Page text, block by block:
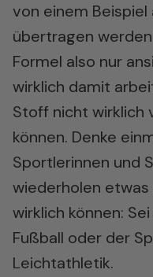
von einem
übertragen werden
Formel also nur
wirklich damit
Stoff nicht wirklich
können. Denke
Sportlerinnen und
wiederholen etwas
wirklich können:
Fußball oder der
Leichtathletik.